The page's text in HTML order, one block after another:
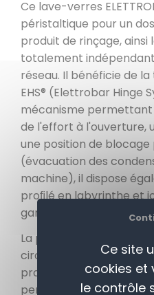
Ce lave-verres
péristaltique pour un
produit de rinçage,
totalement
réseau. Il bénéficie de
EHS® (Elettrobar Hinge
mécanisme permettant
de l'effort à l'ouverture,
une position de
(évacuation des
machine), il dispose
proﬁlé en labyrinthe et
garantissant une
La pompe standard une
circuit pour les 2 bras
provoquer un goulot
perte de rendement de
Ce site
cookies et
le contrôle